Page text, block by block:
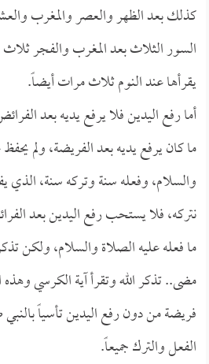
كذلك بعد الظهر والعصر والمغرب
السور الثلاث بعد المغرب والفجر
يقرأها عند النوم ثلاث مرات أيضاً.
أما رفع اليدين فلا يرفع يديه بعد
ما كان يرفع يديه بعد الفريضة، ولم
والسلام، وفعله سنة وتركه سنة، الذي
نتركه، فلا يستحب رفع اليدين بعد
ما فعله عليه الصلاة والسلام، ولكن
مضى.. تذكر الله وتقرأ آية الكرسي
فريضة من دون رفع اليدين تأسياً
الفعل والترك جميعاً.